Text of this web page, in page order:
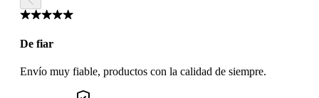
De fiar
Envío muy fiable, productos con la calidad de siempre.